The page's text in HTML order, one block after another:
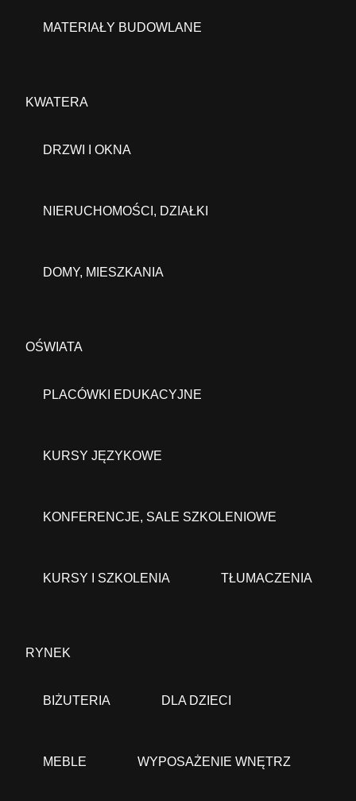
MATERIAŁY BUDOWLANE
KWATERA
DRZWI I OKNA
NIERUCHOMOŚCI, DZIAŁKI
DOMY, MIESZKANIA
OŚWIATA
PLACÓWKI EDUKACYJNE
KURSY JĘZYKOWE
KONFERENCJE, SALE SZKOLENIOWE
KURSY I SZKOLENIA TŁUMACZENIA
RYNEK
BIŻUTERIA DLA DZIECI
MEBLE WYPOSAŻENIE WNĘTRZ